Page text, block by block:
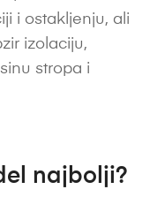
i ostakljenju, ali
izolaciju,
stropa i
najbolji?